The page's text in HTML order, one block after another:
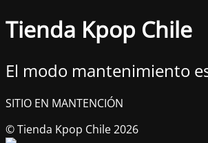
Tienda Kpop Chile
El modo mantenimiento
SITIO EN MANTENCIÓN
© Tienda Kpop Chile 2026